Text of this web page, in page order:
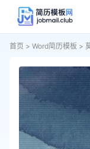
首页 > Word简历模板 >